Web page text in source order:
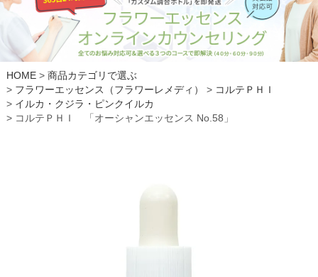
HOME
商品カテゴリで選ぶ
フラワーエッセンス（フラワーレメディ）
コルテＰＨＩ
イルカ・クジラ・ピンクイルカ
コルテＰＨＩ 「オーシャンエッセンス No.58」